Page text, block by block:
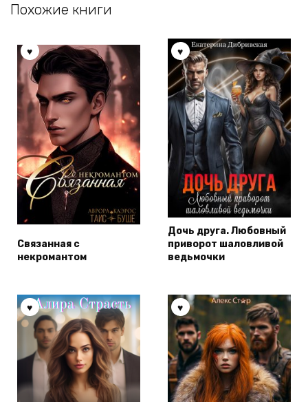
Похожие книги
Связанная с
некромантом
Дочь друга. Любовный
приворот шаловливой
ведьмочки